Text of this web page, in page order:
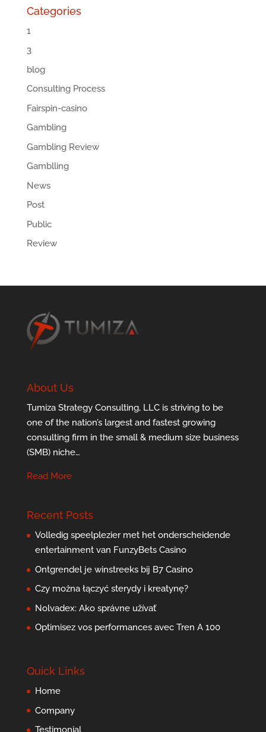
Categories
1
3
blog
Consulting Process
Fairspin-casino
Gambling
Gambling Review
Gamblling
News
Post
Public
Review
About Us
Tumiza Strategy Consulting, LLC is striving to be
one of the nation’s largest and fastest growing
consulting firm in the small & medium size business
(SMB) niche…
Read More
Recent Posts
Volledig speelplezier met het onderscheidende
entertainment van FunzyBets Casino
Ontgrendel je winstreeks bij B7 Casino
Czy można łączyć sterydy i kreatynę?
Nolvadex: Ako správne užívať
Optimisez vos performances avec Tren A 100
Quick Links
Home
Company
Testimonial